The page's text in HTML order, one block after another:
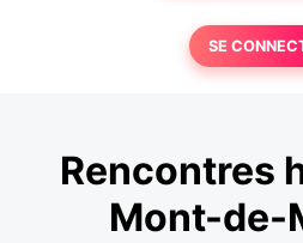
SE
Rencontres
Mont-de-